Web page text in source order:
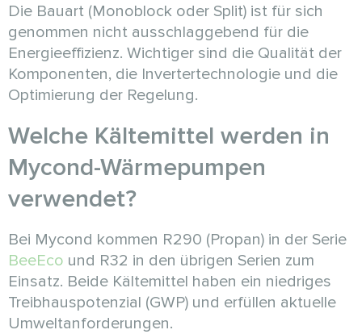
Die Bauart (Monoblock oder Split) ist für sich
genommen nicht ausschlaggebend für die
Energieeffizienz. Wichtiger sind die Qualität der
Komponenten, die Invertertechnologie und die
Optimierung der Regelung.
Welche Kältemittel werden in
Mycond-Wärmepumpen
verwendet?
Bei Mycond kommen R290 (Propan) in der Serie
BeeEco und R32 in den übrigen Serien zum
Einsatz. Beide Kältemittel haben ein niedriges
Treibhauspotenzial (GWP) und erfüllen aktuelle
Umweltanforderungen.